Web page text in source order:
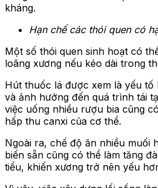
kháng.
Hạn chế các thói quen có
Một số thói quen sinh hoạt có
loãng xương nếu kéo dài trong
Hút thuốc lá được xem là yếu tố
và ảnh hưởng đến quá trình tái
việc uống nhiều rượu bia cũng
hấp thu canxi của cơ thể.
Ngoài ra, chế độ ăn nhiều muối
biến sẵn cũng có thể làm tăng
tiểu, khiến xương trở nên yếu